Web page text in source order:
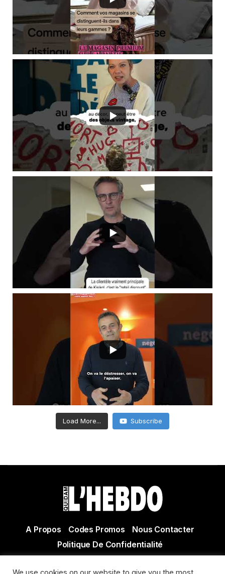
Load More... Subscribe
A Propos Codes Promos
Nous Contacter
Politique De Confidentialité